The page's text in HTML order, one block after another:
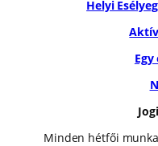
Helyi
Minden hétfői